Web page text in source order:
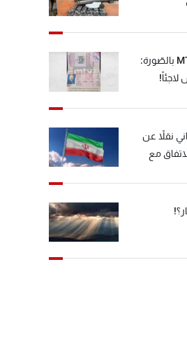
خاص موقع MTV بالصّورة:
نقلاً عن
مع